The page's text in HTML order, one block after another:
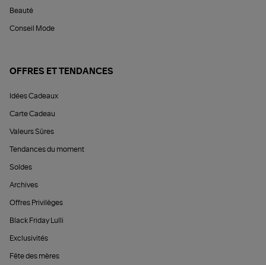
Beauté
Conseil Mode
OFFRES ET TENDANCES
Idées Cadeaux
Carte Cadeau
Valeurs Sûres
Tendances du moment
Soldes
Archives
Offres Privilèges
Black Friday Lulli
Exclusivités
Fête des mères